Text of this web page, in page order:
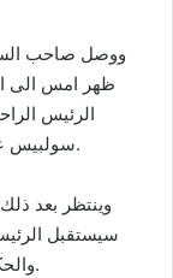
ووصل صاحب
ظهر امس الى
الرئيس
سولبيس على الساعة 12 ظهرا، بحضور عائلة جاك شيراك.
وينتظر بعد
سيستقبل
والحكومات الذين حضروا المراسيم الرسمية للجنازة.